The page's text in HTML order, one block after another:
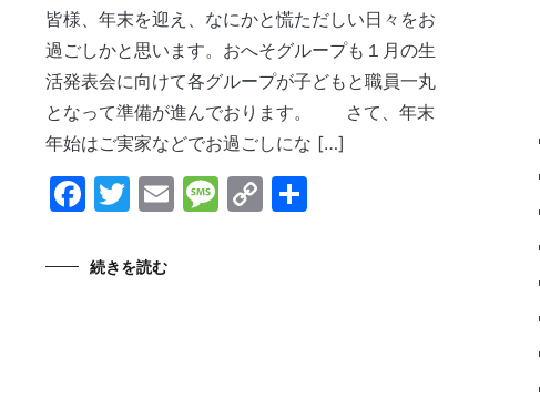
皆様、年末を迎え、なにかと慌ただしい日々をお
過ごしかと思います。おへそグループも１月の生
活発表会に向けて各グループが子どもと職員一丸
となって準備が進んでおります。 さて、年末
年始はご実家などでお過ごしにな […]
Facebook
Twitter
EmailMessage
Copy
続きを読む